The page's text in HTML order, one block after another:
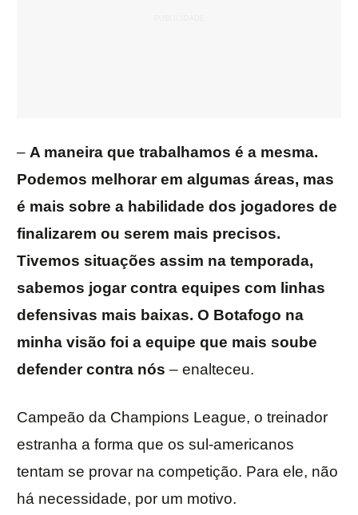
– A maneira que trabalhamos é a mesma.
Podemos melhorar em algumas áreas, mas
é mais sobre a habilidade dos jogadores de
finalizarem ou serem mais precisos.
Tivemos situações assim na temporada,
sabemos jogar contra equipes com linhas
defensivas mais baixas. O Botafogo na
minha visão foi a equipe que mais soube
defender contra nós – enalteceu.
Campeão da Champions League, o treinador
estranha a forma que os sul-americanos
tentam se provar na competição. Para ele, não
há necessidade, por um motivo.